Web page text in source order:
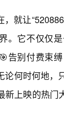
，就让
。它不仅仅
告别付费束
何时何地，
新上映的热